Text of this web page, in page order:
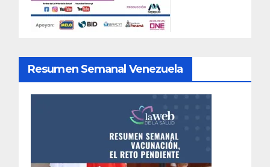
Resumen Semanal Venezuela